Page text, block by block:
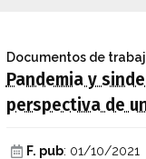
Documentos de
Pandemia y
perspectiva de
F. pub: 01/10/2021